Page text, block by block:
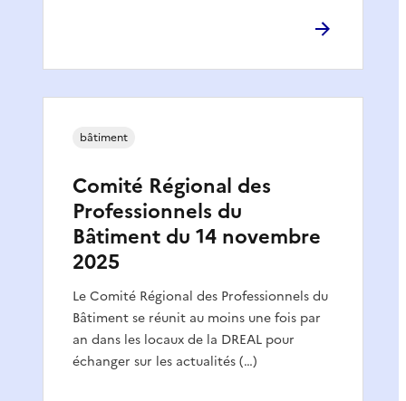
Comité Régional des
Professionnels du
Bâtiment du 14 novembre
2025
Le Comité Régional des Professionnels du
Bâtiment se réunit au moins une fois par
an dans les locaux de la DREAL pour
échanger sur les actualités (…)
bâtiment